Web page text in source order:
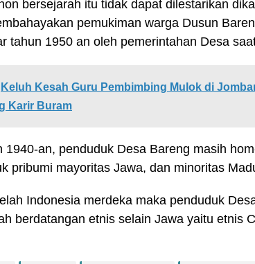
bersejarah itu tidak dapat dilestarikan
pemukiman warga Dusun
tahun 1950 an oleh pemerintahan Desa
Keluh Kesah Guru Pembimbing Mulok di
Karir Buram
1940-an, penduduk Desa Bareng masih
pribumi mayoritas Jawa, dan minoritas
Indonesia merdeka maka penduduk
berdatangan etnis selain Jawa yaitu etnis